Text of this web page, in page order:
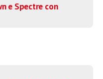
e Spectre con